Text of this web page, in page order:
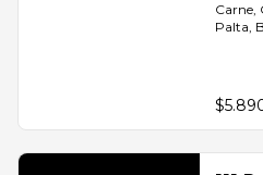
Carne,
Palta,